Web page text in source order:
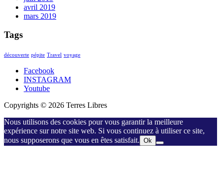
avril 2019
mars 2019
Tags
découverte pépite Travel voyage
Facebook
INSTAGRAM
Youtube
Copyrights © 2026 Terres Libres
Nous utilisons des cookies pour vous garantir la meilleure
expérience sur notre site web. Si vous continuez à utiliser ce site,
nous supposerons que vous en êtes satisfait. Ok